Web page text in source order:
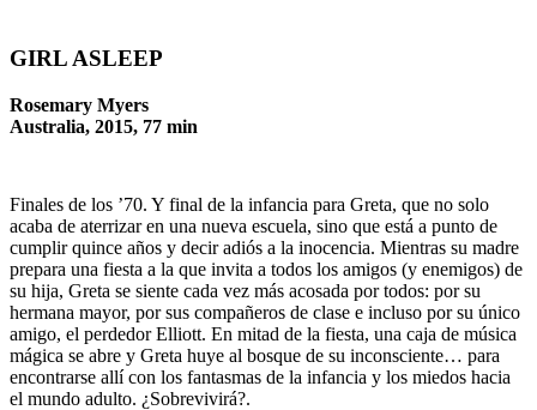
GIRL ASLEEP
Rosemary Myers
Australia, 2015, 77 min
Finales de los ’70. Y final de la infancia para Greta, que no solo
acaba de aterrizar en una nueva escuela, sino que está a punto de
cumplir quince años y decir adiós a la inocencia. Mientras su madre
prepara una fiesta a la que invita a todos los amigos (y enemigos) de
su hija, Greta se siente cada vez más acosada por todos: por su
hermana mayor, por sus compañeros de clase e incluso por su único
amigo, el perdedor Elliott. En mitad de la fiesta, una caja de música
mágica se abre y Greta huye al bosque de su inconsciente… para
encontrarse allí con los fantasmas de la infancia y los miedos hacia
el mundo adulto. ¿Sobrevivirá?.